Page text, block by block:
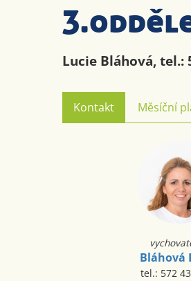
Lucie Bláhová, tel.:
Kontakt Měsíční
Bláhová
tel.: 572